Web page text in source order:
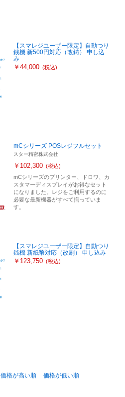
【スマレジユーザー限定】自動つり
銭機 新500円対応（改鋳） 申し込
み
￥44,000 (税込)
mCシリーズ POSレジフルセット
スター精密株式会社
￥102,300 (税込)
mCシリーズのプリンター、ドロワ、カ
スタマーディスプレイがお得なセット
になりました。レジをご利用するのに
必要な最新機器がすべて揃っていま
す。
【スマレジユーザー限定】自動つり
銭機 新紙幣対応（改刷） 申し込み
￥123,750 (税込)
価格が高い順 価格が低い順